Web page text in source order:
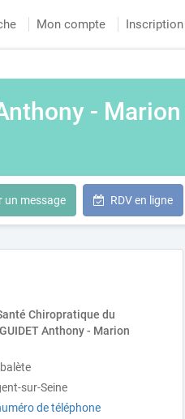
Mon compte Inscription
- Marion
un message RDV en ligne
Chiropratique du
Anthony - Marion
sur-Seine
de téléphone